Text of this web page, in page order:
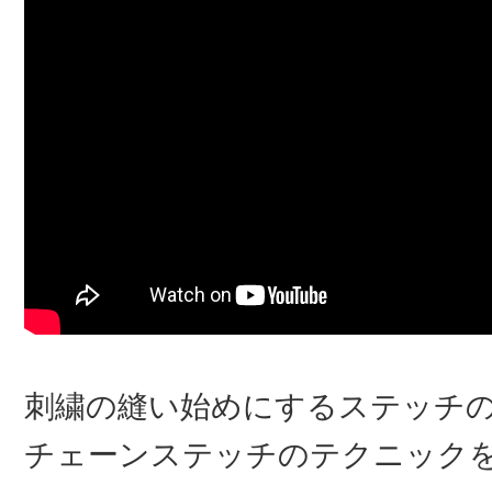
刺繍の縫い始めにするステッチ
チェーンステッチのテクニック